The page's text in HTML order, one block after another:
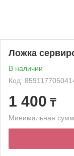
Ложка
В наличии
Код:
1 400 ₸
Минимальная